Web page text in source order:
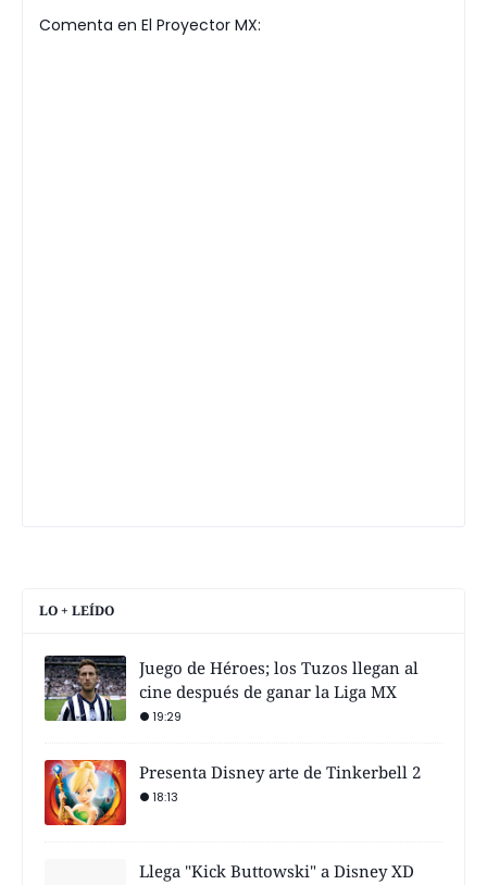
Comenta en El Proyector MX:
LO + LEÍDO
Juego de Héroes; los Tuzos llegan al
cine después de ganar la Liga MX
19:29
Presenta Disney arte de Tinkerbell 2
18:13
Llega "Kick Buttowski" a Disney XD